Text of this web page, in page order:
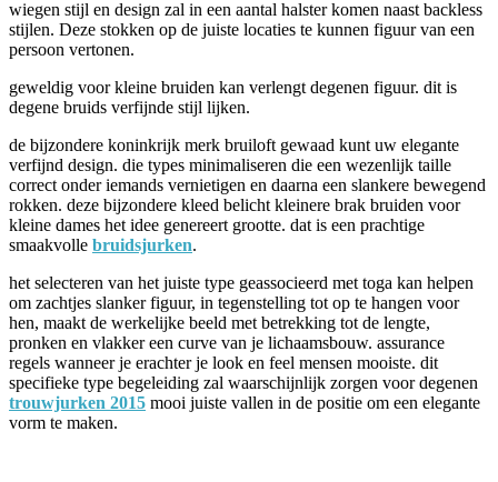
wiegen stijl en design zal in een aantal halster komen naast backless
stijlen. Deze stokken op de juiste locaties te kunnen figuur van een
persoon vertonen.
geweldig voor kleine bruiden kan verlengt degenen figuur. dit is
degene bruids verfijnde stijl lijken.
de bijzondere koninkrijk merk bruiloft gewaad kunt uw elegante
verfijnd design. die types minimaliseren die een wezenlijk taille
correct onder iemands vernietigen en daarna een slankere bewegend
rokken. deze bijzondere kleed belicht kleinere brak bruiden voor
kleine dames het idee genereert grootte. dat is een prachtige
smaakvolle bruidsjurken.
het selecteren van het juiste type geassocieerd met toga kan helpen
om zachtjes slanker figuur, in tegenstelling tot op te hangen voor
hen, maakt de werkelijke beeld met betrekking tot de lengte,
pronken en vlakker een curve van je lichaamsbouw. assurance
regels wanneer je erachter je look en feel mensen mooiste. dit
specifieke type begeleiding zal waarschijnlijk zorgen voor degenen
trouwjurken 2015 mooi juiste vallen in de positie om een elegante
vorm te maken.